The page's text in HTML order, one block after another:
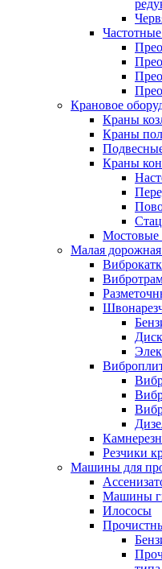
Крановое
Краны
Краны
Краны
Мостовые
Малая дорожная
Резчики
Машины для
Машины
Илососы